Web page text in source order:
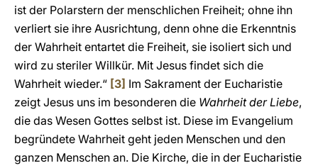
ist der Polarstern der menschlichen Freiheit; ohne ihn
verliert sie ihre Ausrichtung, denn ohne die Erkenntnis
der Wahrheit entartet die Freiheit, sie isoliert sich und
wird zu steriler Willkür. Mit Jesus findet sich die
Wahrheit wieder.“ [3] Im Sakrament der Eucharistie
zeigt Jesus uns im besonderen die Wahrheit der Liebe,
die das Wesen Gottes selbst ist. Diese im Evangelium
begründete Wahrheit geht jeden Menschen und den
ganzen Menschen an. Die Kirche, die in der Eucharistie